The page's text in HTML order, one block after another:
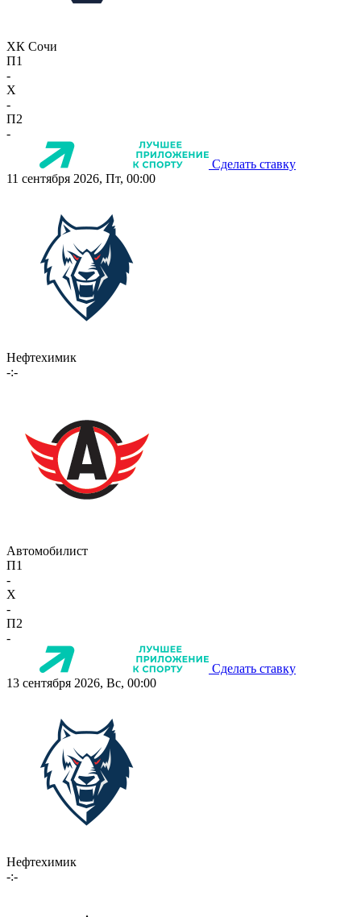
ХК Сочи
П1
-
X
-
П2
-
Сделать ставку
11 сентября 2026, Пт, 00:00
Нефтехимик
-:-
Автомобилист
П1
-
X
-
П2
-
Сделать ставку
13 сентября 2026, Вс, 00:00
Нефтехимик
-:-